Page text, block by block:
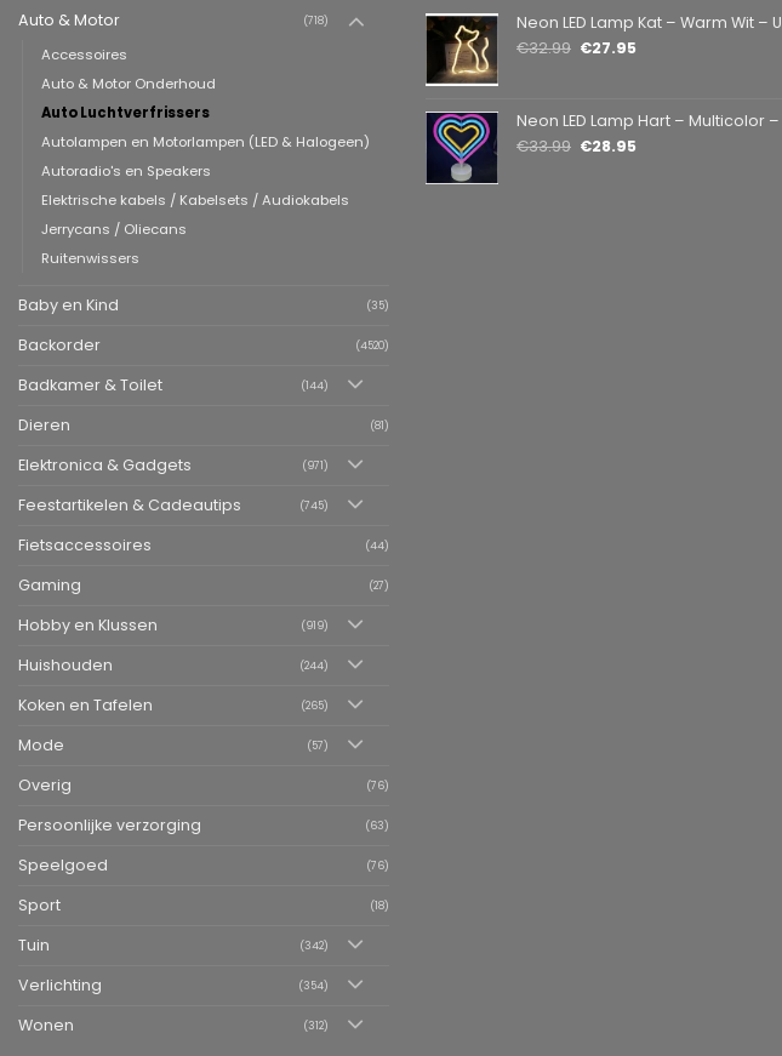
Auto & Motor (718)
Accessoires
Auto & Motor Onderhoud
Auto Luchtverfrissers
Autolampen en Motorlampen (LED & Halogeen)
Autoradio's en Speakers
Elektrische kabels / Kabelsets / Audiokabels
Jerrycans / Oliecans
Ruitenwissers
Baby en Kind (35)
Backorder (4520)
Badkamer & Toilet (144)
Dieren (81)
Elektronica & Gadgets (971)
Feestartikelen & Cadeautips (745)
Fietsaccessoires (44)
Gaming (27)
Hobby en Klussen (919)
Huishouden (244)
Koken en Tafelen (265)
Mode (57)
Overig (76)
Persoonlijke verzorging (63)
Speelgoed (76)
Sport (18)
Tuin (342)
Verlichting (354)
Wonen (312)
Neon LED Lamp Kat – Warm Wit – USB & Batterij – Decoratieve Tafellamp voor Kinderkamer – 28,5 x 24,5 cm
€32.99 €27.95
Neon LED Lamp Hart – Multicolor – USB & Batterij – Hartvormige Sfeerlamp – Kinderkamer & Slaapkamer – 25,2 x 23 cm
€33.99 €28.95